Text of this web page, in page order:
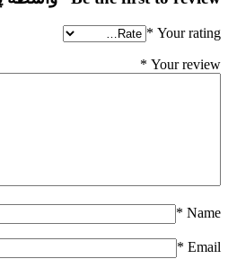
Your rating
*
Your review
*
Name
*
Email
*